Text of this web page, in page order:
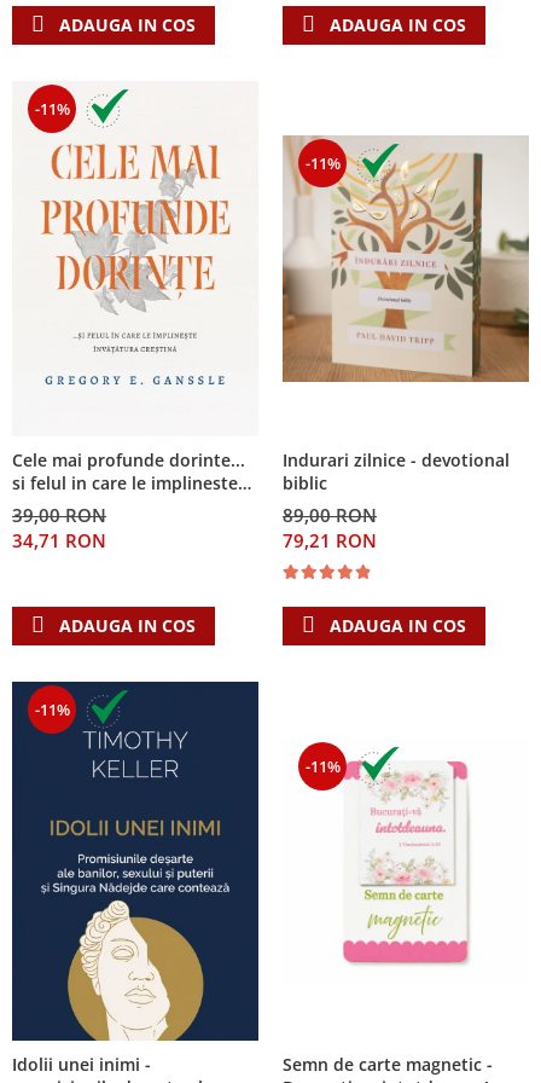
ADAUGA IN COS ADAUGA IN COS
-11%
Cele mai profunde dorinte...
si felul in care le implineste
invatatura crestina
39,00 RON
34,71 RON
ADAUGA IN COS
-11%
Indurari zilnice - devotional
biblic
89,00 RON
79,21 RON
ADAUGA IN COS
-11%
Idolii unei inimi -
-11%
Semn de carte magnetic -